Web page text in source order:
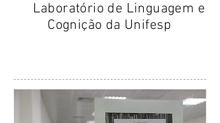
Laboratório de Linguagem e
Cognição da Unifesp